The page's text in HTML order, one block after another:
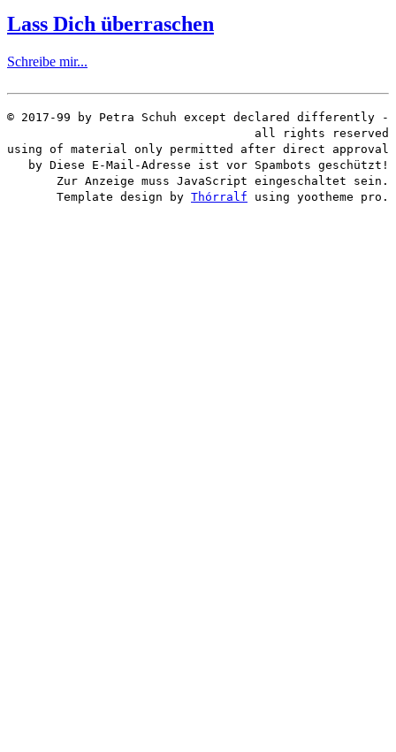
Lass Dich überraschen
Schreibe mir...
© 2017-99 by Petra Schuh except declared differently -
all rights reserved
using of material only permitted after direct approval
by Diese E-Mail-Adresse ist vor Spambots geschützt!
Zur Anzeige muss JavaScript eingeschaltet sein.
Template design by Thórralf using yootheme pro.